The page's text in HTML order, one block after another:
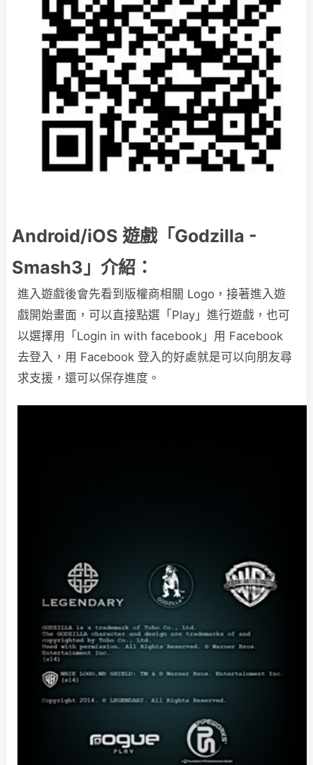
Android/iOS 遊戲「Godzilla -
Smash3」介紹：
進入遊戲後會先看到版權商相關 Logo，接著進入遊
戲開始畫面，可以直接點選「Play」進行遊戲，也可
以選擇用「Login in with facebook」用 Facebook
去登入，用 Facebook 登入的好處就是可以向朋友尋
求支援，還可以保存進度。